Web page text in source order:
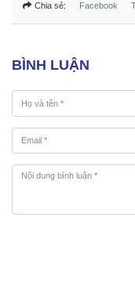
Chia sẻ:
Facebook
BÌNH LUẬN